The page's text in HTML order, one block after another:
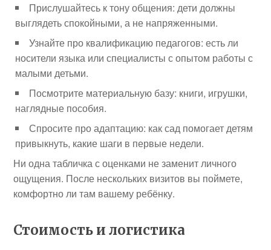
Прислушайтесь к тону общения: дети должны
выглядеть спокойными, а не напряженными.
Узнайте про квалификацию педагогов: есть ли
носители языка или специалисты с опытом работы с
малыми детьми.
Посмотрите материальную базу: книги, игрушки,
наглядные пособия.
Спросите про адаптацию: как сад помогает детям
привыкнуть, какие шаги в первые недели.
Ни одна табличка с оценками не заменит личного
ощущения. После нескольких визитов вы поймете,
комфортно ли там вашему ребёнку.
Стоимость и логистика